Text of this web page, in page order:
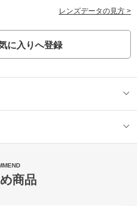
レンズデータの見方 >
に入りへ登録
商品